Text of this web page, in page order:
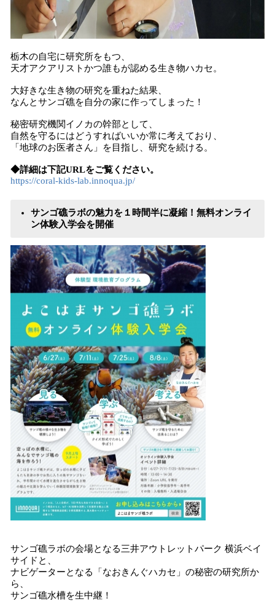
栃木の自宅に研究所をもつ、
天才アクアリストかつ誰もが認める生き物ハカセ。
大好きな生き物の研究を重ねた結果、
なんとサンゴ礁を自分の家に作ってしまった！
秘密研究機関イノカの幹部として、
自然を守るにはどうすればいいか常に考えており、
「地球のお医者さん」を目指し、研究を続ける。
◆詳細は下記URLをご覧ください。
https://coral-kids-lab.innoqua.jp/
サンゴ礁ラボの魅力を１時間半に凝縮！無料オンライ
ン体験入学会を開催
サンゴ礁ラボの会場となる三井アウトレットパーク 横浜ベイ
サイドと、
ナビゲーターとなる「なおきんぐハカセ」の秘密の研究所か
ら、
サンゴ礁水槽を生中継！